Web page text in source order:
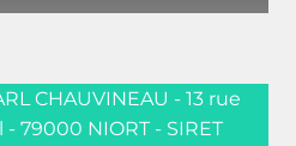
CHAUVINEAU - 13 rue
79000 NIORT - SIRET